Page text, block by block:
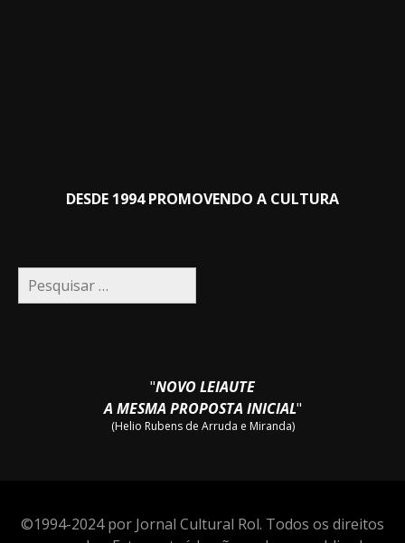
DESDE 1994 PROMOVENDO A CULTURA
Pesquisar
por:
"NOVO LEIAUTE
A MESMA PROPOSTA INICIAL"
(Helio Rubens de Arruda e Miranda)
©1994-2024 por Jornal Cultural Rol. Todos os direitos